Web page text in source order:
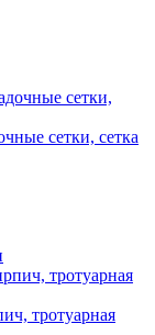
сетки, сетка
тротуарная